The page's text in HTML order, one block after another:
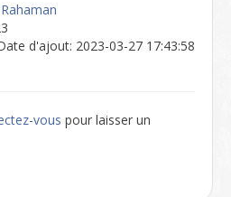
d'ajout: 2023-03-27 17:43:58
vous pour laisser un